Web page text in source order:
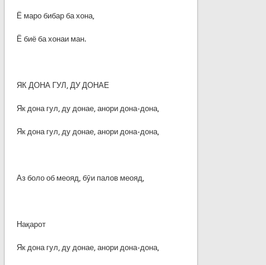
Ё маро бибар ба хона,
Ё биё ба хонаи ман.
ЯК ДОНА ГУЛ, ДУ ДОНАЕ
Як дона гул, ду донае, анори дона-дона,
Як дона гул, ду донае, анори дона-дона,
Аз боло об меояд, бӯи палов меояд,
Нақарот
Як дона гул, ду донае, анори дона-дона,